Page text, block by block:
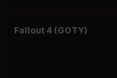
Fallout 4 (GOTY)